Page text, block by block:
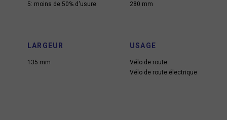
5: moins de 50% d'usure 280 mm
LARGEUR
135 mm
USAGE
Vélo de route
Vélo de route électrique